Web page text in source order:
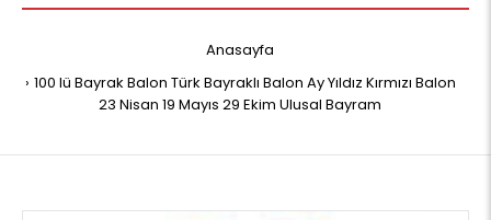
Anasayfa
100 lü Bayrak Balon Türk Bayraklı Balon Ay Yıldız Kırmızı Balon
23 Nisan 19 Mayıs 29 Ekim Ulusal Bayram